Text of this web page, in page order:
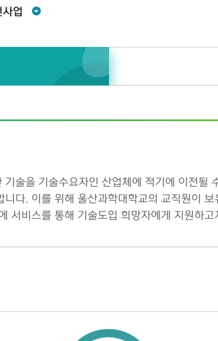
업
기술을 기술수요자인 산업체에 적기에 이전될
니다. 이를 위해 울산과학대학교의 교직원이
서비스를 통해 기술도입 희망자에게 지원하고